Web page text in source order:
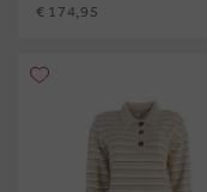
€ 174,95